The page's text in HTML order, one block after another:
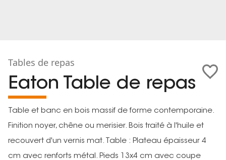
Tables de repas
Eaton Table de repas
Table et banc en bois massif de forme contemporaine.
Finition noyer, chêne ou merisier. Bois traité à l'huile et
recouvert d'un vernis mat. Table : Plateau épaisseur 4
cm avec renforts métal. Pieds 13x4 cm avec coupe